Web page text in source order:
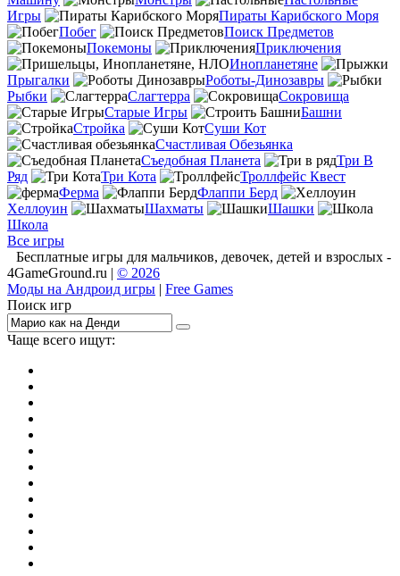
Игры
Пираты Карибского Моря
Побег
Поиск Предметов
Покемоны
Приключения
Инопланетяне
Прыгалки
Роботы-Динозавры
Рыбки
Слагтерра
Сокровища
Старые Игры
Башни
Стройка
Суши Кот
Счастливая Обезьянка
Съедобная Планета
Три В
Ряд
Три Кота
Троллфейс Квест
Ферма
Флаппи Берд
Хеллоуин
Шахматы
Шашки
Школа
Все игры
Бесплатные игры для мальчиков, девочек, детей и взрослых -
4GameGround.ru | © 2026
Моды на Андроид игры | Free Games
Поиск игр
Чаще всего ищут: